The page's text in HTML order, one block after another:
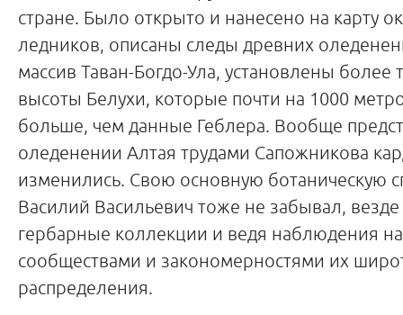
стране. Было открыто и нанесено на карту
ледников, описаны следы древних
массив Таван-Богдо-Ула, установлены
высоты Белухи, которые почти на 1000
больше, чем данные Геблера. Вообще
оледенении Алтая трудами Сапожникова
изменились. Свою основную ботаническую
Василий Васильевич тоже не забывал,
гербарные коллекции и ведя наблюдения
сообществами и закономерностями их
распределения.